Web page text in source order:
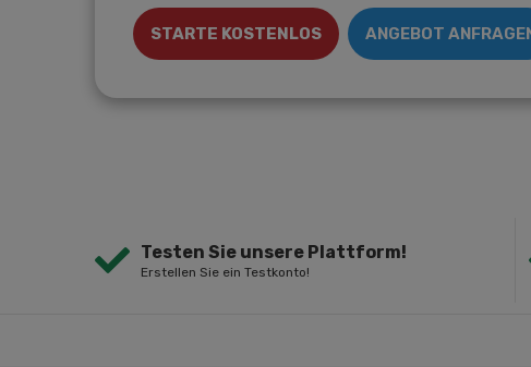
STARTE KOSTENLOS ANGEBOT
Testen Sie unsere Plattform!
Erstellen Sie ein Testkonto!